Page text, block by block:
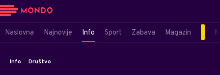
Naslovna Najnovije Info Sport Zabava Magazin
Info Društvo